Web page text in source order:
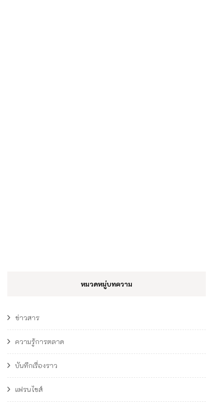
หมวดหมู่บทความ
ข่าวสาร
ความรู้การตลาด
บันทึกเรื่องราว
แฟรนไชส์